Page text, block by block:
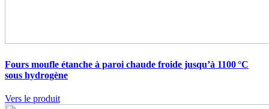
Fours moufle étanche à paroi chaude froide jusqu’à 1100 °C
sous hydrogène
Vers le produit